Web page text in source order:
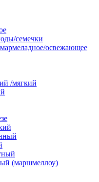
семечки
освежающее
/мягкий
(маршмеллоу)